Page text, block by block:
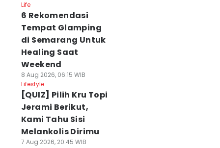
Life
6 Rekomendasi
Tempat Glamping
di Semarang Untuk
Healing Saat
Weekend
8 Aug 2026, 06:15 WIB
Lifestyle
[QUIZ] Pilih Kru Topi
Jerami Berikut,
Kami Tahu Sisi
Melankolis Dirimu
7 Aug 2026, 20:45 WIB